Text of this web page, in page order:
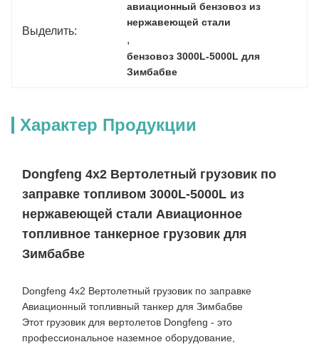
Выделить:
авиационный бензовоз из
нержавеющей стали
,
бензовоз 3000L-5000L для
Зимбабве
Характер Продукции
Dongfeng 4x2 Вертолетный грузовик по
заправке топливом 3000L-5000L из
нержавеющей стали Авиационное
топливное танкерное грузовик для
Зимбабве
Dongfeng 4x2 Вертолетный грузовик по заправке
Авиационный топливный танкер для Зимбабве
Этот грузовик для вертолетов Dongfeng - это
профессиональное наземное оборудование,